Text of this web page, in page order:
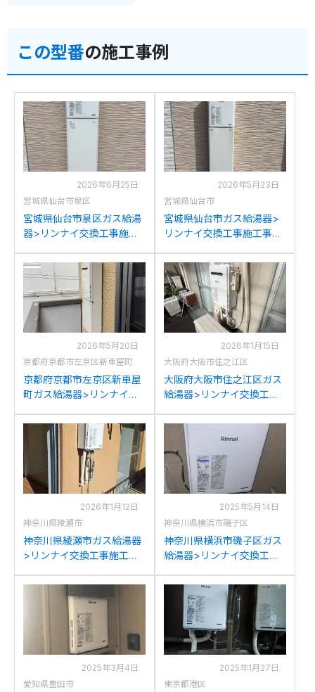
この型番の施工事例
2026年6月25日
宮城県仙台市泉区
宮城県仙台市泉区ガス給湯
器>リンナイ交換工事施工
A2010W-Eからリンナイ
RUX-A2016W(A)-Eへの交
換
2026年5月23日
宮城県仙台市
宮城県仙台市ガス給湯器>
リンナイ交換工事施工事
A2010W-Eからリンナイ
RUX-A2016W(A)-Eへの交
換
2026年5月20日
京都府京都市左京区新車屋町
京都府京都市左京区新車屋
町ガス給湯器>リンナイ交
RUX-V2016Wからリンナイ
RUX-A2016W(A)-Eへの交
2026年1月15日
大阪府大阪市住之江区
大阪府大阪市住之江区ガス
給湯器>リンナイ交換工事
GJ-C2012からリンナイ
RUX-A2016W(A)-Eへの交
換
2026年1月12日
神奈川県綾瀬市
神奈川県綾瀬市ガス給湯器
>リンナイ交換工事施工事
からリンナイRUX-
A2016W(A)-Eへの交換
2025年5月14日
神奈川県横浜市磯子区
神奈川県横浜市磯子区ガス
給湯器>リンナイ交換工事
V2406W-Eからリンナイ
RUX-A2016W(A)-Eへの交
2025年3月4日
愛知県豊田市
2025年1月27日
東京都港区